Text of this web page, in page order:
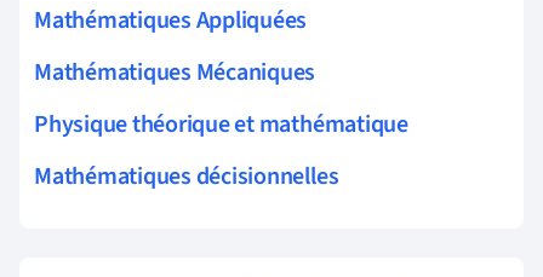
Mathématiques Appliquées
Mathématiques Mécaniques
Physique théorique et mathématique
Mathématiques décisionnelles